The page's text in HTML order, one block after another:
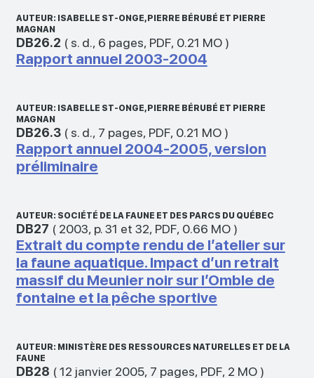
AUTEUR: ISABELLE ST-ONGE, PIERRE BÉRUBÉ ET PIERRE
MAGNAN
DB26.2 ( s. d., 6 pages, PDF, 0.21 MO)
Rapport annuel 2003-2004
AUTEUR: ISABELLE ST-ONGE, PIERRE BÉRUBÉ ET PIERRE
MAGNAN
DB26.3( s. d., 7 pages, PDF, 0.21 MO)
Rapport annuel 2004-2005, version
préliminaire
AUTEUR: SOCIÉTÉ DE LA FAUNE ET DES PARCS DU QUÉBEC
DB27 ( 2003, p. 31 et 32, PDF, 0.66 MO)
Extrait du compte rendu de l’atelier sur
la faune aquatique. Impact d’un retrait
massif du Meunier noir sur l’Omble de
fontaine et la pêche sportive
AUTEUR: MINISTÈRE DES RESSOURCES NATURELLES ET DE LA
FAUNE
DB28 (12 janvier 2005, 7 pages, PDF, 2 MO)